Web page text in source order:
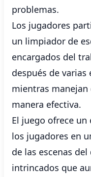
problemas.
Los jugadores
un limpiador de
encargados del
después de varias
mientras
manera efectiva.
El juego ofrece
los jugadores en
de las escenas
intrincados que